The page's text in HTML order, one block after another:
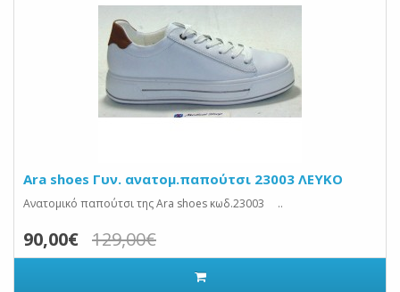
Ara shoes Γυν. ανατομ.παπούτσι 23003 ΛΕΥΚΟ
Ανατομικό παπούτσι της Ara shoes κωδ.23003 ..
90,00€ 129,00€